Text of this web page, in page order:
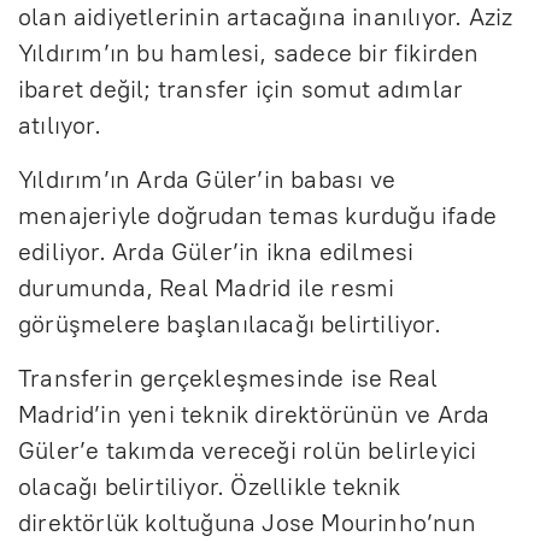
olan aidiyetlerinin artacağına inanılıyor. Aziz
Yıldırım’ın bu hamlesi, sadece bir fikirden
ibaret değil; transfer için somut adımlar
atılıyor.
Yıldırım’ın Arda Güler’in babası ve
menajeriyle doğrudan temas kurduğu ifade
ediliyor. Arda Güler’in ikna edilmesi
durumunda, Real Madrid ile resmi
görüşmelere başlanılacağı belirtiliyor.
Transferin gerçekleşmesinde ise Real
Madrid’in yeni teknik direktörünün ve Arda
Güler’e takımda vereceği rolün belirleyici
olacağı belirtiliyor. Özellikle teknik
direktörlük koltuğuna Jose Mourinho’nun